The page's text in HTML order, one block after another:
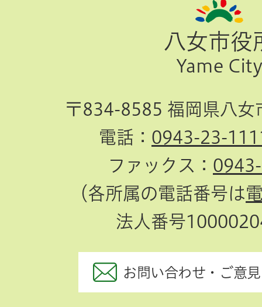
八女市役
Yame City
〒834-8585 福岡県八女
電話： 0943-23-
ファックス：
（各所属の電話番号は
法人番号
お問い合わせ・ご意